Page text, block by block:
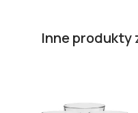
Inne produkty